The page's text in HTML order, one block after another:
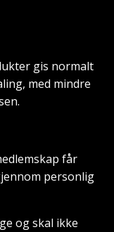
gis normalt
med mindre
får
personlig
og skal ikke